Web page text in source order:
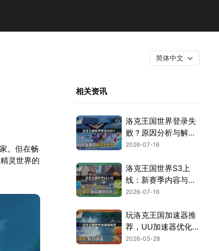
简体中文
。但在畅
灵世界的
相关资讯
洛克王国世界登录失
败？原因分析与解决
技巧！
2026-07-16
洛克王国世界S3上
线：新赛季内容与畅
玩指南！
2026-07-16
玩洛克王国加速器推
荐，UU加速器优化
指南！
2026-05-28